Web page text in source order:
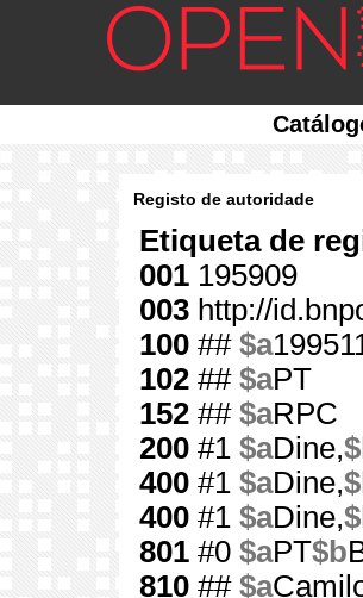
Registo de autoridade
Etiqueta de
001 195909
003 http://
100 ## $a
102 ## $aPT
152 ## $aRPC
200 #1 $aDine,
400 #1 $aDine,
400 #1 $aDine,
801 #0 $aPT$b
810 ## $a